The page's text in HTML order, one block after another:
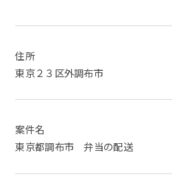
住所
東京２３区外調布市
案件名
東京都調布市 弁当の配送